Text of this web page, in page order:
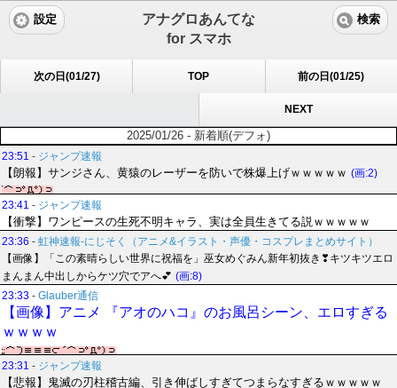
アナグロあんてな
for スマホ
設定 検索
次の日(01/27) TOP 前の日(01/25)
NEXT
2025/01/26 - 新着順(デフォ)
23:51 - ジャンプ速報
【朗報】サンジさん、黄猿のレーザーを防いで株爆上げｗｗｗｗｗ (画:2)
23:41 - ジャンプ速報
【衝撃】ワンピースの生死不明キャラ、実は全員生きてる説ｗｗｗｗｗ
23:36 - 虹神速報-にじそく（アニメ&イラスト・声優・コスプレまとめサイト）
【画像】「この素晴らしい世界に祝福を」巫女めぐみん新年初抜き❣キツキツエロ
まんまん中出しからケツ穴でアへ💕 (画:8)
23:33 - Glauber通信
【画像】アニメ 『アオのハコ』のお風呂シーン、エロすぎる
ｗｗｗｗ
23:31 - ジャンプ速報
【悲報】鬼滅の刃柱稽古編、引き伸ばしすぎてつまらなすぎるｗｗｗｗｗ